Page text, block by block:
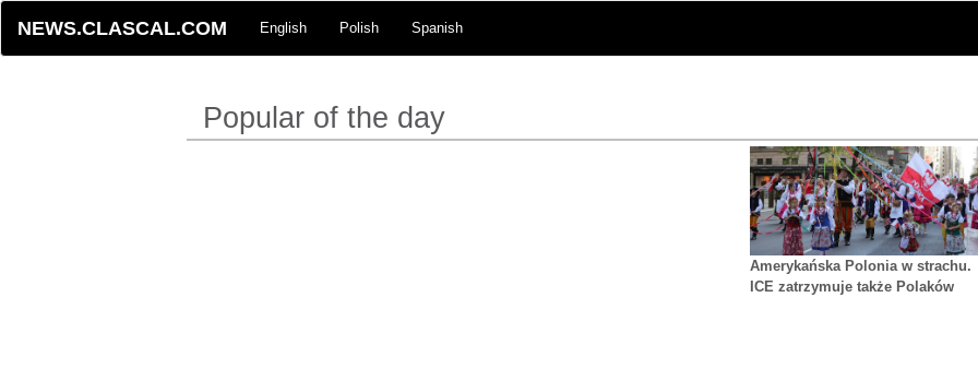
NEWS.CLASCAL.COM English Polish Spanish
Popular of the day
Amerykańska Polonia w strachu.
ICE zatrzymuje także Polaków